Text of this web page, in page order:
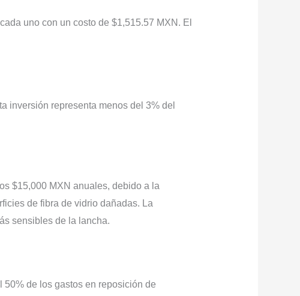
uno con un costo de $1,515.57 MXN. El
inversión representa menos del 3% del
$15,000 MXN anuales, debido a la
de fibra de vidrio dañadas. La
sensibles de la lancha.
de los gastos en reposición de